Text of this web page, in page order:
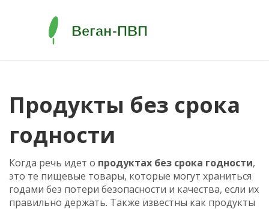
Продукты без срока
годности
Когда речь идет о продуктах без срока годности,
это те пищевые товары, которые могут храниться
годами без потери безопасности и качества, если их
правильно держать. Также известны как продукты